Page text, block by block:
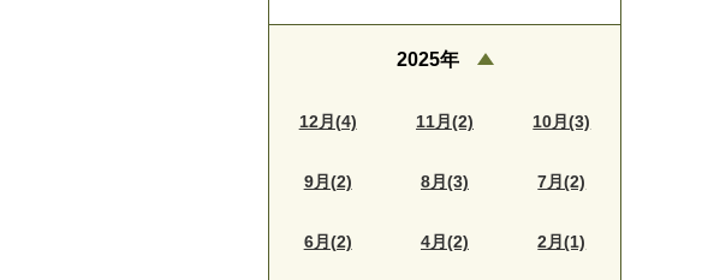
2025年
12月(4) 11月(2) 10月(3)
9月(2) 8月(3) 7月(2)
6月(2) 4月(2) 2月(1)